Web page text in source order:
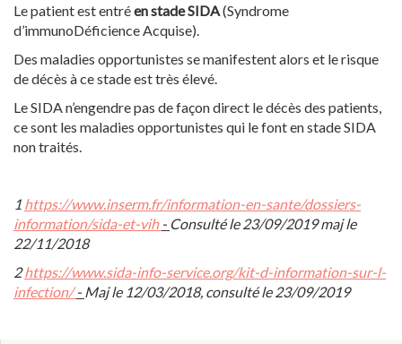
Le patient est entréen stade SIDA(Syndrome
d’immunoDéficience Acquise).
Des maladies opportunistes se manifestent alors et le risque
de décès à ce stade est très élevé.
Le SIDA n’engendre pas de façon direct le décès des patients,
ce sont les maladies opportunistes qui le font en stade SIDA
non traités.
1 https://www.inserm.fr/information-en-sante/dossiers-
information/sida-et-vih - Consulté le 23/09/2019 maj le
22/11/2018
2https://www.sida-info-service.org/kit-d-information-sur-l-
infection/- Maj le 12/03/2018, consulté le 23/09/2019